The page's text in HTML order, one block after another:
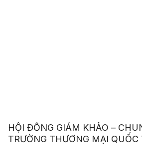
HỘI ĐỒNG GIÁM KHẢO –
TRƯỜNG THƯƠNG MẠI QUỐC